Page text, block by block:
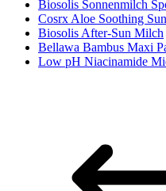
Biosolis Sonnenmilch
Cosrx Aloe Soothing
Biosolis After-Sun Milch
Bellawa Bambus Maxi
Low pH Niacinamide